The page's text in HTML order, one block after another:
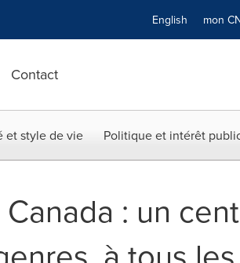
English mon
Contact
et style de vie Politique et intérêt
: un